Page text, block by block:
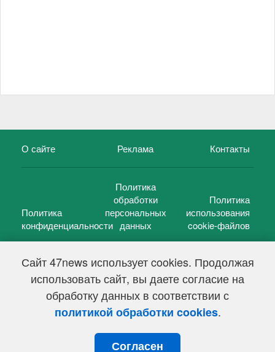
Сайт 47news использует cookies. Продолжая
использовать сайт, вы даете согласие на
обработку данных в соответствии с
политикой обработки cookies.
Согласен
О сайте Реклама Контакты
Политика
конфиденциальности
Политика
обработки
персональных
данных
Политика
использования
cookie-файлов
47 новостей (47 news)2005 — 2026 г.
Свидетельство о регистрации СМИ Эл № ФС 77-39848, выдано
Федеральной службой по надзору в сфере связи,
информационных технологий и массовых коммуникаций